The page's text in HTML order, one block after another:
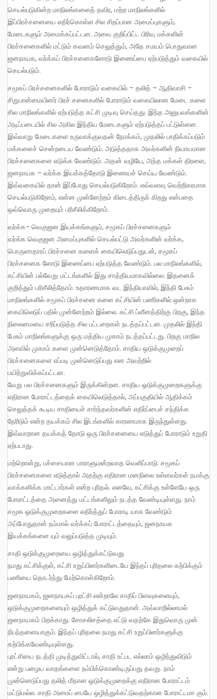
செயல்படுகின்ற மாநிலங்களைத் தவிர, மற்ற மாநிலங்களில்
இப்பிரச்சனையை எதிர்கொள்ள சில சிறப்பான அமைப்புகளும்,
மேடைகளும் அமைக்கப்பட்டன. அவை குறிப்பிட்ட பிரிவு மக்களின்
பிரச்சனைகளில் மட்டும் கவனம் செலுத்தும், அதே சமயம் பொதுவான
ஜனநாயக, வர்க்கப் பிரச்சனைகளோடு இணைப்பை ஏற்படுத்தும் வகையில்
செயல்படும்.
சமூகப் பிரச்சனைகளில் போராடும் வகையில் – தலித் – ஆதிவாசி –
சிறுபான்மையினர் பிரச் சனைகளில் போராடும் வகையிலான மேடை களை
சில மாநிலங்களில் ஏற்படுத்த கட்சி முடிவு செய்தது. இந்த அனுபவங்களின்
அடிப்படையில் சில அகில இந்திய மேடைகளும் ஏற்படுத்தப் பட்டுள்ளன.
இவ்வாறு மேடைகளை உருவாக்குவதன் நோக்கம், முதலில் பாதிக்கப்படும்
மக்களைச் சென்றடைய வேண்டும். அடுத்ததாக அவர்களின் நியாயமான
பிரச்சனைகளை எடுக்க வேண்டும். அதன் வழியே, அந்த மக்கள் திரளை,
ஜனநாயக – வர்க்க இயக்கத்தோடு இணையச் செய்ய வேண்டும்.
இவ்வகையில் தான் இப்போது செயல்படுகிறோம். எவ்வளவு வெற்றிகரமாக
செயல்படுகிறோம், என்ன முன்னேற்றம் கிடைத்திருக் கிறது என்பதை
ஒவ்வொரு முறையும் பரிசீலிக்கிறோம்.
வர்க்க- வெகுஜன இயக்கங்களும், சமூகப் பிரச்சனைகளும்
வர்க்க வெகுஜன அமைப்புகளில் செயல்பட்டு அவர்களின் வர்க்க,
பொருளாதாரப் பிரச்சனை களைக் கையிலெடுப்பதுடன், சமூகப்
பிரச்சனைக ளோடு இணைப்பை ஏற்படுத்த வேண்டும். பல மாநிலங்களில்,
கட்சியின் பல்வேறு மட்டங்களில் இது சாத்தியமாகவில்லை. இதனைக்
குறித்தும் பரிசீலித்தோம். உதாரணமாக வட இந்தியாவில், இந்தி பேசும்
மாநிலங்களில் சமூகப் பிரச்சனை களை கட்சியின் பணிகளில் ஒன்றாக
கையிலெடுப் பதில் முன்னேற்றம் இல்லை. கட்சி ப்ளீனத்திற்கு பிறகு, இந்த
நிலைமையை சரிப்படுத்த சில பட்டறைகள் நடத்தப்பட்டன. முதலில் இந்தி
பேசும் மாநிலங்களுக்கு ஒரு மத்திய முகாம் நடத்தப்பட்டது. பிறகு மாநில
அளவில் முகாம் களை முன்னெடுத்தோம். சாதிய ஒடுக்குமுறைப்
பிரச்சனைகளை எப்படி முன்னெடுப்பது என அவற்றில்
பயிற்றுவிக்கப்பட்டன.
வேறு பல பிரச்சனைகளும் இருக்கின்றன. சாதிய ஒடுக்குமுறைகளுக்கு
எதிரான போராட்டத்தைக் கையிலெடுத்தால், அப்பகுதியில் ஆதிக்கம்
செலுத்தக் கூடிய சாதியைச் சார்ந்தவர்களின் எதிர்ப்பைச் சந்திக்க
நேரிடும் என்ற தயக்கம் சில இடங்களில் காரணமாக இருந்துள்ளது.
இவ்வாறான தயக்கத் தோடு ஒரு பிரச்சனையை எடுத்துப் போராடும் உறுதி
ஏற்படாது.
மற்றொன்று, பச்சையான பாராளுமன்றவாத வெளிப்பாடு. சமூகப்
பிரச்சனைகளை எடுத்தால் அதற்கு எதிரான மனநிலை உள்ளவர்கள் நமக்கு
வாக்களிக்க மாட்டார்கள் என்ற புரிதல். எனவே, கட்சிக்கு உள்ளேயே ஒரு
போராட்டத்தை அனைத்து மட்டங்களிலும் நடத்த வேண்டியுள்ளது. நாம்
சமூக ஒடுக்குமுறைகளை எதிர்த்துப் போராடி யாக வேண்டும்
அப்போதுதான் நம்மால் வர்க்கப் போராட்டத்தையும், ஜனநாயக
இயக்கங்களை யும் வலுப்படுத்த முடியும்.
சாதி ஒடுக்குமுறையை ஒழித்துக்கட்டுவது
நமது கட்சிக்குள், கட்சி உறுப்பினர்களிடையே இந்தப் புரிதலை கற்பிக்கும்
பணியை தொடர்ந்து மேற்கொள்கிறோம்.
ஜனநாயகம், ஜனநாயகப் புரட்சி என்றாலே சாதிப் பிளவுகளையும்,
ஒடுக்குமுறைகளையும் ஒழித்துக் கட்டுவதுதான். அவ்வாறில்லாமல்
ஜனநாயகம் பிறக்காது. சோசலிசத்தை எட்டு வதற்கே இதுவொரு முன்
நிபந்தனையாகும். இந்தப் புரிதலை நமது கட்சி உறுப்பினர்களுக்கு
கற்பிக்கவேண்டியுள்ளது.
புரட்சியை நடத்தி முடித்துவிட்டால், சாதி உட்பட எல்லாம் ஒழிந்துவிடும்
என்று பழைய வாதங்களை நம்பிக்கொண்டிருப்பது தவறு. நாம்
முன்னெடுப்பது தலித் மீதான ஒடுக்குமுறைக்கு எதிரான போராட்டம்
மட்டுமல்ல. சாதி அமைப் பையே ஒழித்துக்கட்டுவதற்கான போராட்டமா கும்.